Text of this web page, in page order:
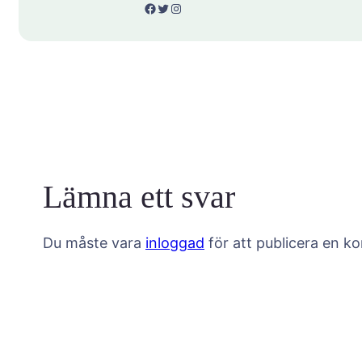
Facebook Twitter Instagram
Lämna ett svar
Du måste vara inloggad för att publicera en